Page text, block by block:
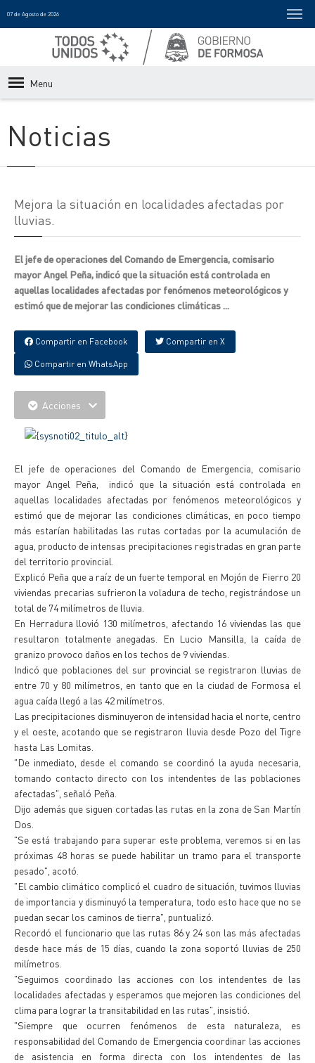
07 de Agosto de 2026
Menu
Noticias
Mejora la situación en localidades afectadas por
lluvias.
El jefe de operaciones del Comando de Emergencia, comisario
mayor Angel Peña, indicó que la situación está controlada en
aquellas localidades afectadas por fenómenos meteorológicos y
estimó que de mejorar las condiciones climáticas ...
Compartir en Facebook Compartir en X
Compartir en WhatsApp
Acciones
El jefe de operaciones del Comando de Emergencia, comisario
mayor Angel Peña, indicó que la situación está controlada en
aquellas localidades afectadas por fenómenos meteorológicos y
estimó que de mejorar las condiciones climáticas, en poco tiempo
más estarían habilitadas las rutas cortadas por la acumulación de
agua, producto de intensas precipitaciones registradas en gran parte
del territorio provincial.
Explicó Peña que a raíz de un fuerte temporal en Mojón de Fierro 20
viviendas precarias sufrieron la voladura de techo, registrándose un
total de 74 milímetros de lluvia.
En Herradura llovió 130 milímetros, afectando 16 viviendas las que
resultaron totalmente anegadas. En Lucio Mansilla, la caída de
granizo provoco daños en los techos de 9 viviendas.
Indicó que poblaciones del sur provincial se registraron lluvias de
entre 70 y 80 milímetros, en tanto que en la ciudad de Formosa el
agua caída llegó a las 42 milímetros.
Las precipitaciones disminuyeron de intensidad hacia el norte, centro
y el oeste, acotando que se registraron lluvia desde Pozo del Tigre
hasta Las Lomitas.
"De inmediato, desde el comando se coordinó la ayuda necesaria,
tomando contacto directo con los intendentes de las poblaciones
afectadas", señaló Peña.
Dijo además que siguen cortadas las rutas en la zona de San Martín
Dos.
"Se está trabajando para superar este problema, veremos si en las
próximas 48 horas se puede habilitar un tramo para el transporte
pesado", acotó.
"El cambio climático complicó el cuadro de situación, tuvimos lluvias
de importancia y disminuyó la temperatura, todo esto hace que no se
puedan secar los caminos de tierra", puntualizó.
Recordó el funcionario que las rutas 86 y 24 son las más afectadas
desde hace más de 15 días, cuando la zona soportó lluvias de 250
milímetros.
"Seguimos coordinado las acciones con los intendentes de las
localidades afectadas y esperamos que mejoren las condiciones del
clima para lograr la transitabilidad en las rutas", insistió.
"Siempre que ocurren fenómenos de esta naturaleza, es
responsabilidad del Comando de Emergencia coordinar las acciones
de asistencia en forma directa con los intendentes de las